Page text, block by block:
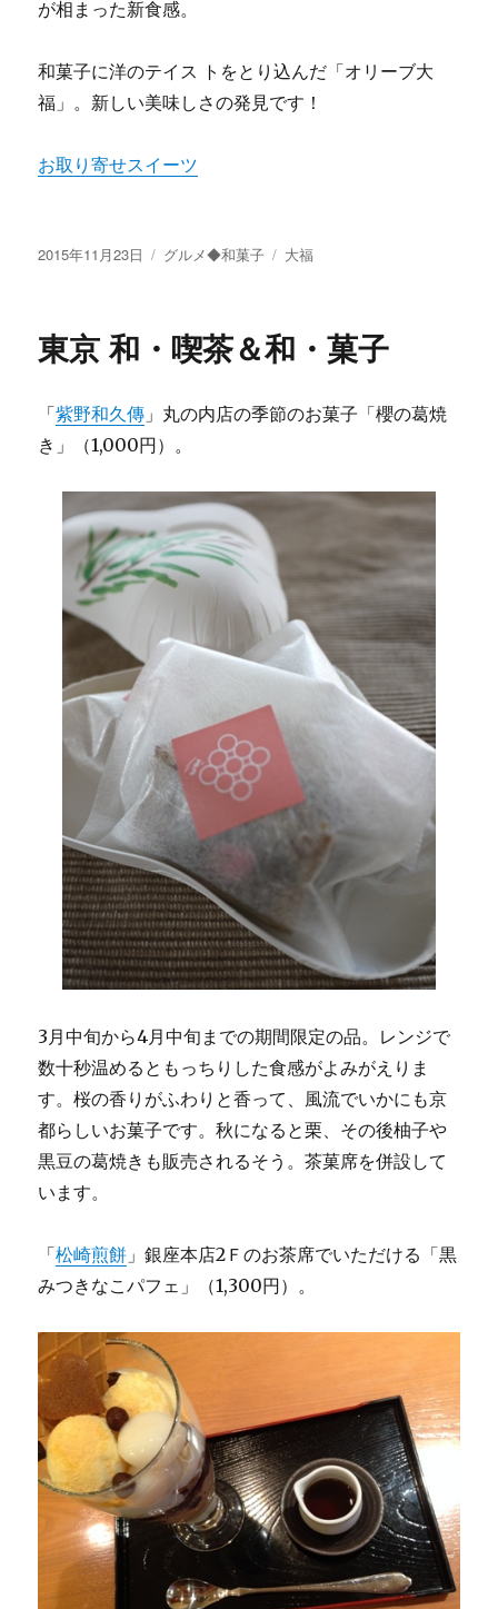
が相まった新食感。
和菓子に洋のテイス トをとり込んだ「オリーブ大
福」。新しい美味しさの発見です！
お取り寄せスイーツ
投
2015年11月23日
カ
グルメ◆和菓子
タ
大福
東京 和・喫茶＆和・菓子
「紫野和久傳 」丸の内店の季節のお菓子「櫻の葛焼
き」（1,000円）。
3月中旬から4月中旬までの期間限定の品。レンジで
数十秒温めるともっちりした食感がよみがえりま
す。桜の香りがふわりと香って、風流でいかにも京
都らしいお菓子です。秋になると栗、その後柚子や
黒豆の葛焼きも販売されるそう。茶菓席を併設して
います。
「松崎煎餅 」銀座本店2Ｆのお茶席でいただける「黒
みつきなこパフェ」（1,300円）。